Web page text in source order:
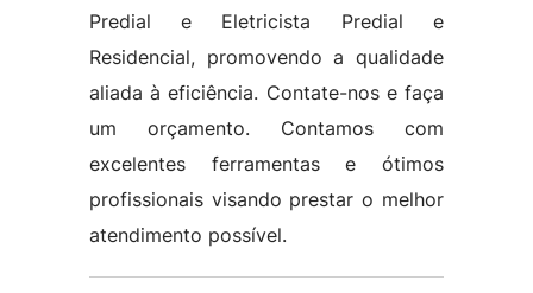
Predial e Eletricista Predial e
Residencial, promovendo a qualidade
aliada à eficiência. Contate-nos e faça
um orçamento. Contamos com
excelentes ferramentas e ótimos
profissionais visando prestar o melhor
atendimento possível.